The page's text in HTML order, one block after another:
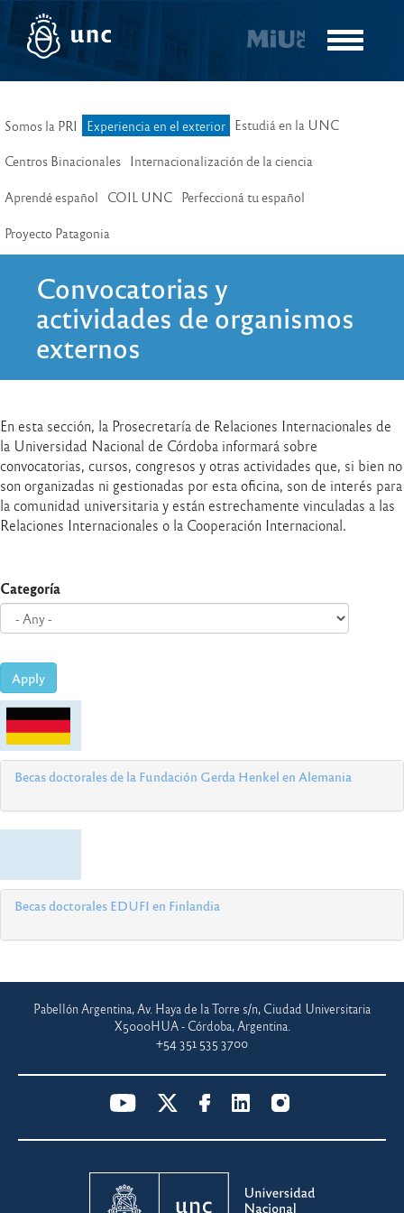
Pasar
contenido
Toggle
Somos la PRI Experiencia en el exterior Estudiá en la UNC
Centros Binacionales Internacionalización de la ciencia
Aprendé español COIL UNC Perfeccioná tu español
Proyecto Patagonia
Convocatorias y
actividades de organismos
externos
En esta sección, la Prosecretaría de Relaciones Internacionales de
la Universidad Nacional de Córdoba informará sobre
convocatorias, cursos, congresos y otras actividades que, si bien no
son organizadas ni gestionadas por esta oficina, son de interés para
la comunidad universitaria y están estrechamente vinculadas a las
Relaciones Internacionales o la Cooperación Internacional.
Categoría
Apply
Becas doctorales de la Fundación Gerda Henkel en Alemania
Becas doctorales EDUFI en Finlandia
Pabellón Argentina, Av. Haya de la Torre s/n, Ciudad Universitaria
X5000HUA - Córdoba, Argentina.
+54 351 535 3700